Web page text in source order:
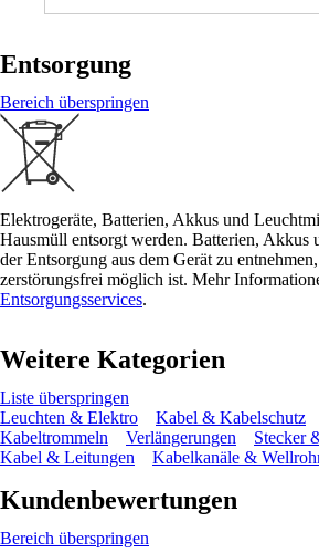
Entsorgung
Bereich überspringen
Elektrogeräte, Batterien, Akkus und
Hausmüll entsorgt werden. Batterien, Akkus
der Entsorgung aus dem Gerät zu
zerstörungsfrei möglich ist. Mehr
Entsorgungsservices.
Weitere Kategorien
Liste überspringen
Leuchten & Elektro
Kabel & Kabelschutz
Kabeltrommeln
Verlängerungen
Stecker
Kabel & Leitungen
Kabelkanäle &
Kundenbewertungen
Bereich überspringen